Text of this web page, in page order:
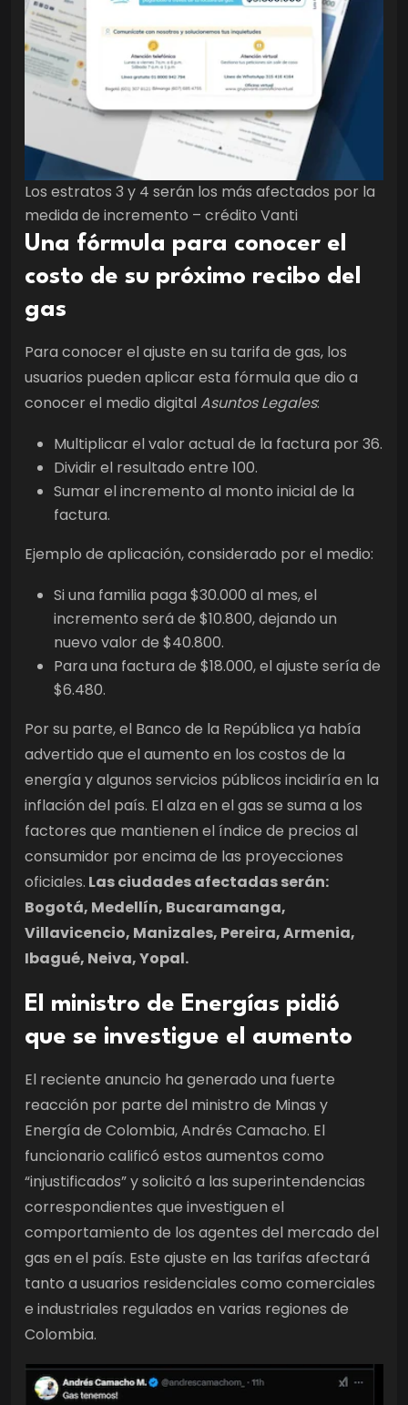
Los estratos 3 y 4 serán los más afectados por la
medida de incremento – crédito Vanti
Una fórmula para conocer el
costo de su próximo recibo del
gas
Para conocer el ajuste en su tarifa de gas, los
usuarios pueden aplicar esta fórmula que dio a
conocer el medio digital Asuntos Legales:
Multiplicar el valor actual de la factura por 36.
Dividir el resultado entre 100.
Sumar el incremento al monto inicial de la
factura.
Ejemplo de aplicación, considerado por el medio:
Si una familia paga $30.000 al mes, el
incremento será de $10.800, dejando un
nuevo valor de $40.800.
Para una factura de $18.000, el ajuste sería de
$6.480.
Por su parte, el Banco de la República ya había
advertido que el aumento en los costos de la
energía y algunos servicios públicos incidiría en la
inflación del país. El alza en el gas se suma a los
factores que mantienen el índice de precios al
consumidor por encima de las proyecciones
oficiales. Las ciudades afectadas serán:
Bogotá, Medellín, Bucaramanga,
Villavicencio, Manizales, Pereira, Armenia,
Ibagué, Neiva, Yopal.
El ministro de Energías pidió
que se investigue el aumento
El reciente anuncio ha generado una fuerte
reacción por parte del ministro de Minas y
Energía de Colombia, Andrés Camacho. El
funcionario calificó estos aumentos como
“injustificados” y solicitó a las superintendencias
correspondientes que investiguen el
comportamiento de los agentes del mercado del
gas en el país. Este ajuste en las tarifas afectará
tanto a usuarios residenciales como comerciales
e industriales regulados en varias regiones de
Colombia.